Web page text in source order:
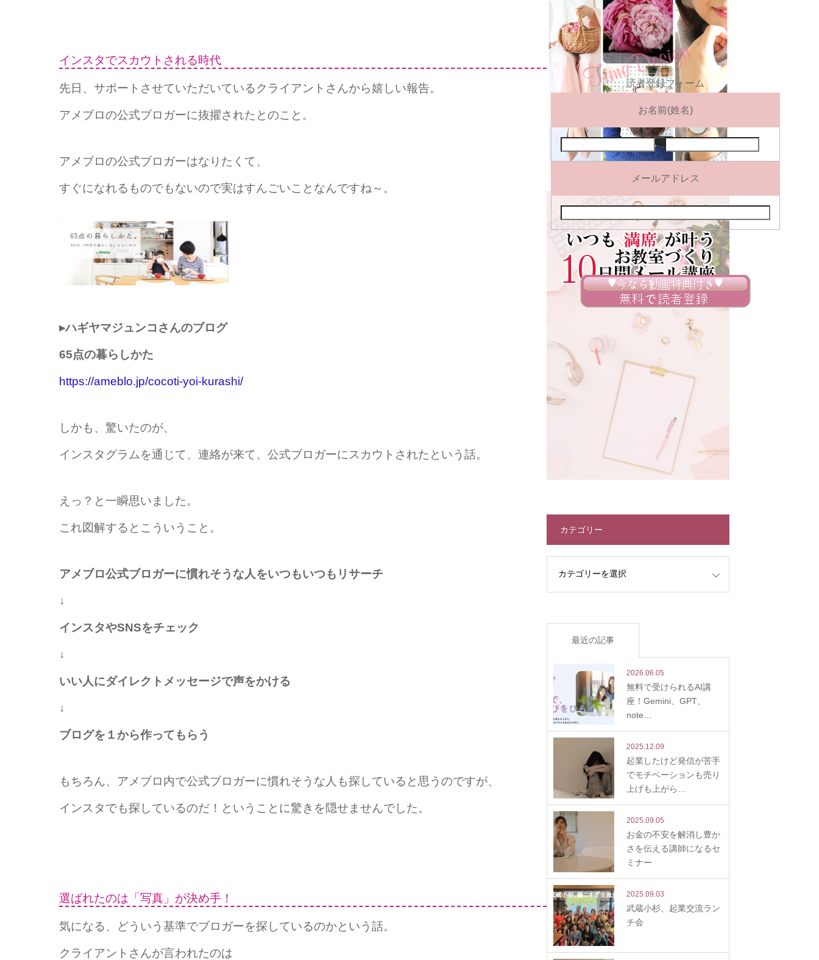
インスタでスカウトされる時代
先日、サポートさせていただいているクライアントさんから嬉しい報告。
アメブロの公式ブロガーに抜擢されたとのこと。
アメブロの公式ブロガーはなりたくて、
すぐになれるものでもないので実はすんごいことなんですね～。
▸ハギヤマジュンコさんのブログ
65点の暮らしかた
https://ameblo.jp/cocoti-yoi-kurashi/
しかも、驚いたのが、
インスタグラムを通じて、連絡が来て、公式ブロガーにスカウトされたという話。
えっ？と一瞬思いました。
これ図解するとこういうこと。
アメブロ公式ブロガーに慣れそうな人をいつもいつもリサーチ
↓
インスタやSNSをチェック
↓
いい人にダイレクトメッセージで声をかける
↓
ブログを１から作ってもらう
もちろん、アメブロ内で公式ブロガーに慣れそうな人も探していると思うのですが、
インスタでも探しているのだ！ということに驚きを隠せませんでした。
選ばれたのは「写真」が決め手！
気になる、どういう基準でブロガーを探しているのかという話。
クライアントさんが言われたのは
読者登録フォーム
お名前(姓名)
メールアドレス
カテゴリー
最近の記事
2026.06.05
無料で受けられるAI講
座！Gemini、GPT、
note…
2025.12.09
起業したけど発信が苦手
でモチベーションも売り
上げも上がら…
2025.09.05
お金の不安を解消し豊か
さを伝える講師になるセ
ミナー
2025.09.03
武蔵小杉、起業交流ラン
チ会